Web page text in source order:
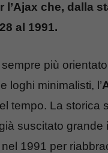
l’Ajax che, dalla
al 1991.
più
e loghi minimalisti, l’
tempo. La
suscitato
1991 per